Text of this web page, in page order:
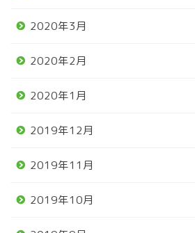
2020年3月
2020年2月
2020年1月
2019年12月
2019年11月
2019年10月